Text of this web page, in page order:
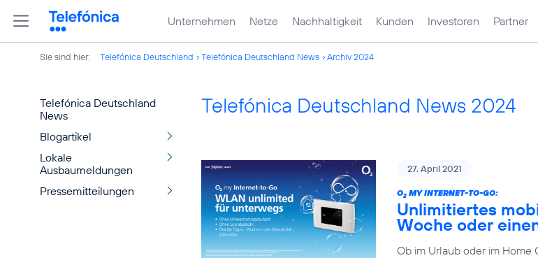
Unternehmen Netze Nachhaltigkeit Kunden Investoren Partner
Sie sind hier: Telefónica Deutschland Telefónica Deutschland News Archiv 2024
Telefónica Deutschland
News
Blogartikel
Lokale
Ausbaumeldungen
Pressemitteilungen
Telefónica Deutschland News 2024
27. April 2021
O2 MY INTERNET-TO-GO:
Unlimitiertes
Woche oder
Ob im Urlaub oder im